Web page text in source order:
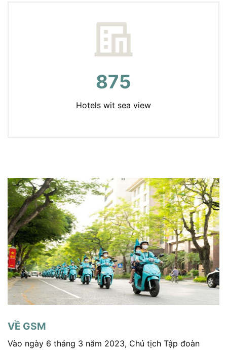
875
Hotels wit sea view
VỀ GSM
Vào ngày 6 tháng 3 năm 2023, Chủ tịch Tập đoàn